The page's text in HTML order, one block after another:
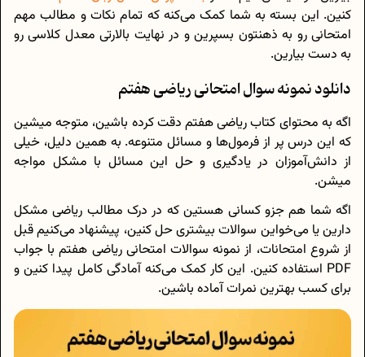
کنین. این بسته به شما کمک می‌کنه که تمام نکات و مطالب مهم
امتحانی رو به ذهنتون بسپرین و در نهایت بالارتی معدل کلاسی رو
به دست بیارین.
دانلود نمونه سوال امتحانی ریاضی هفتم
اگه به محتوای کتاب ریاضی هفتم دقت کرده باشین، متوجه میشین
که این درس پر از فرمول‌ها و مسائل متنوعه. به همین دلیل، خیلی
از دانش‌آموزان در یادگیری و حل این مسائل با مشکل مواجه
میشن.
اگه شما هم جزو کسانی هستین که در درک مطالب ریاضی مشکل
دارین یا می‌خواین سوالات بیشتری حل کنین، پیشنهاد می‌کنیم قبل
از شروع امتحانات، از نمونه سوالات امتحانی ریاضی هفتم با جواب
PDF استفاده کنین. این کار کمک می‌کنه آمادگی کامل پیدا کنین و
برای کسب بهترین نمرات آماده باشین.